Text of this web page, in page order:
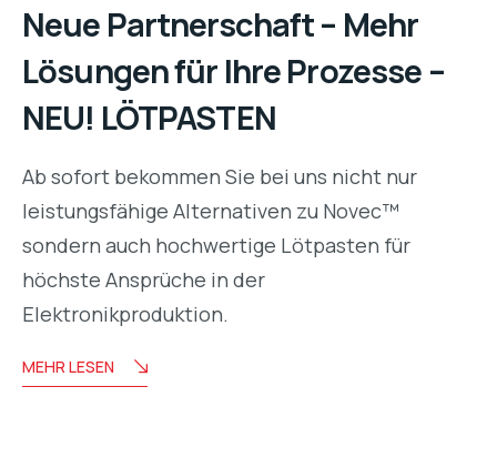
Neue Partnerschaft – Mehr
Lösungen für Ihre Prozesse –
NEU! LÖTPASTEN
Ab sofort bekommen Sie bei uns nicht nur
leistungsfähige Alternativen zu Novec™
sondern auch hochwertige Lötpasten für
höchste Ansprüche in der
Elektronikproduktion.
MEHR LESEN